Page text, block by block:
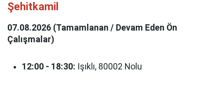
Şehitkamil
07.08.2026 (Tamamlanan / Devam Eden Ön
Çalışmalar)
12:00 - 18:30: Işıklı, 80002 Nolu